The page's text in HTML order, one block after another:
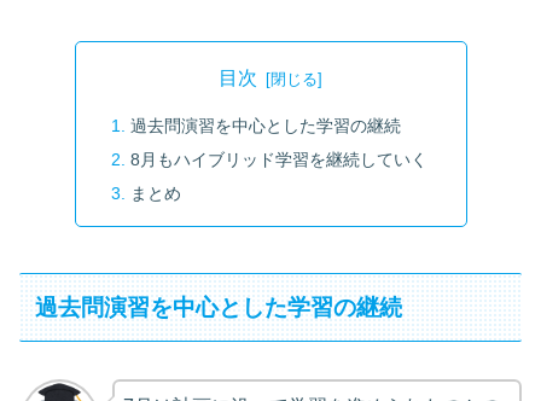
目次
過去問演習を中心とした学習の継続
8月もハイブリッド学習を継続していく
まとめ
過去問演習を中心とした学習の継続